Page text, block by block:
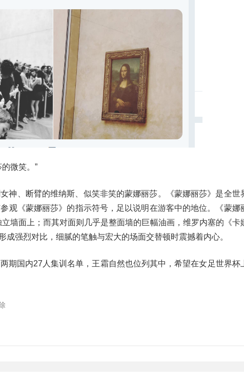
微笑。”
神、断臂的维纳斯、似笑非笑的蒙娜丽莎。《蒙娜丽莎》是全世
观《蒙娜丽莎》的指示符号，足以说明在游客中的地位。《蒙娜
墙面上；而其对面则几乎是整面墙的巨幅油画，维罗内塞的《卡
强烈对比，细腻的笔触与宏大的场面交替顿时震撼着内心。
期国内27人集训名单，王霜自然也位列其中，希望在女足世界杯